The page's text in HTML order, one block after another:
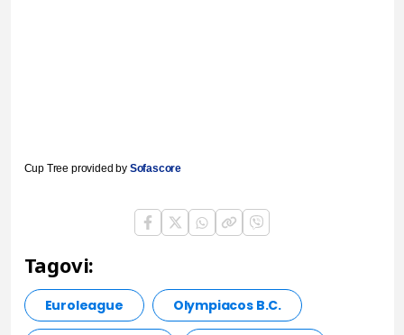
Cup Tree provided by Sofascore
Tagovi:
Euroleague Olympiacos B.C.